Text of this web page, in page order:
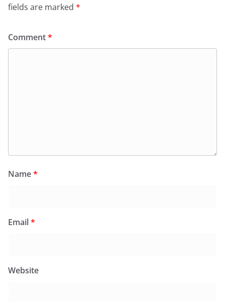
fields are marked *
Comment*
Name*
Email*
Website